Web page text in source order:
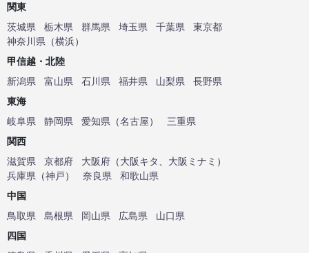
関東
茨城県
栃木県 群馬県 埼玉県 千葉県
東京都
神奈川県 （横浜）
甲信越・北陸
新潟県
富山県 石川県 福井県 山梨県
長野県
東海
岐阜県
静岡県 愛知県 （名古屋）
三重県
関西
滋賀県
京都府 大阪府 （大阪キタ 大阪ミナミ ）
兵庫県 （神戸） 奈良県
和歌山県
中国
鳥取県
島根県 岡山県 広島県
山口県
四国